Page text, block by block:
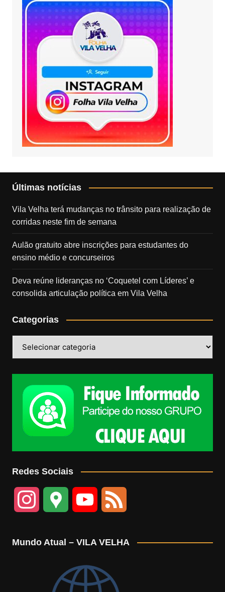
Últimas notícias
Vila Velha terá mudanças no trânsito para realização de
corridas neste fim de semana
Aulão gratuito abre inscrições para estudantes do
ensino médio e concurseiros
Deva reúne lideranças no ‘Coquetel com Líderes’ e
consolida articulação política em Vila Velha
Categorias
Redes Sociais
g T
Mundo Atual – VILA VELHA